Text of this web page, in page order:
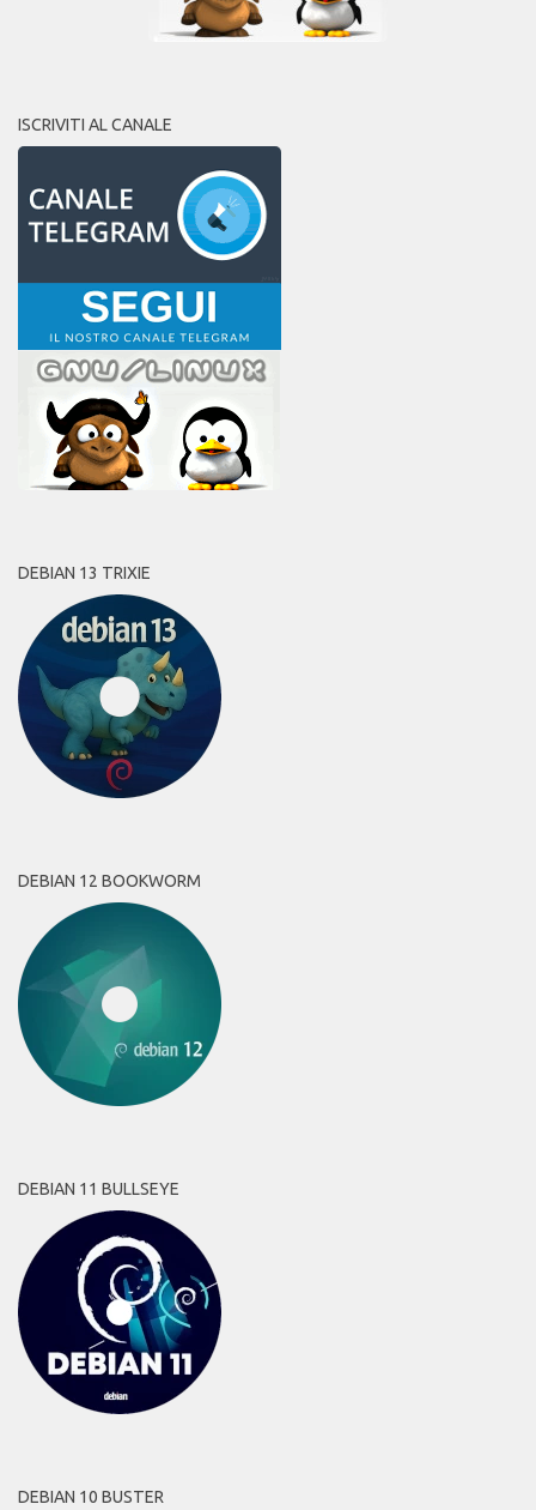
ISCRIVITI AL CANALE
DEBIAN 13 TRIXIE
DEBIAN 12 BOOKWORM
DEBIAN 11 BULLSEYE
DEBIAN 10 BUSTER